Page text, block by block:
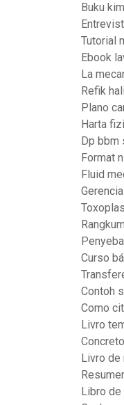
Buku
Tutorial
Ebook
La
Refik
Plano
Harta
Dp bbm
Format
Fluid
Curso
Contoh
Como
Livro
Livro de
Libro